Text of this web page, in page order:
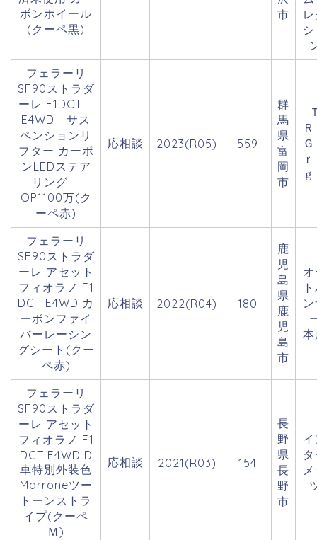
ボンホイール
(クーペ黒)
市
フェラーリ
SF90ストラダ
ーレ F1DCT
E4WD サス
ペンションリ
フター カーボ
ンLEDステア
リング
OP1100万(ク
ーペ赤)
応相談 2023(R05) 559
群
馬
県
富
岡
市
フェラーリ
SF90ストラダ
ーレ アセット
フィオラノ F1
DCT E4WD カ
ーボンファイ
バーレーシン
グシート(クー
ペ赤)
応相談 2022(R04) 180
鹿
児
島
県
鹿
児
島
市
フェラーリ
SF90ストラダ
ーレ アセット
フィオラノ F1
DCT E4WD D
車特別外装色
Marroneツー
トーンストラ
イプ(クーペ
Ｍ)
応相談 2021(R03) 154
長
野
県
長
野
市